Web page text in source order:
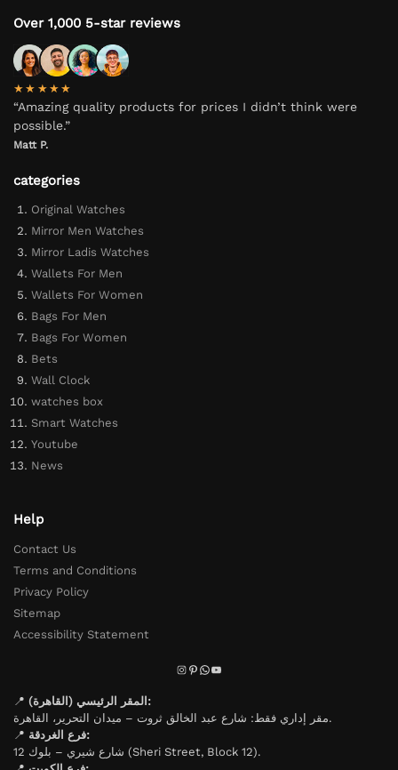
Over 1,000 5-star reviews
★★★★★
“Amazing quality products for prices I didn’t think were
possible.”
Matt P.
categories
Original Watches
Mirror Men Watches
Mirror Ladis Watches
Wallets For Men
Wallets For Women
Bags For Men
Bags For Women
Bets
Wall Clock
watches box
Smart Watches
Youtube
News
Help
Contact Us
Terms and Conditions
Privacy Policy
Sitemap
Accessibility Statement
📍
المقر الرئيسي (القاهرة):
مقر إداري فقط: شارع عبد الخالق ثروت – ميدان التحرير، القاهرة.
📍
فرع الغردقة:
شارع شيري – بلوك 12 (Sheri Street, Block 12).